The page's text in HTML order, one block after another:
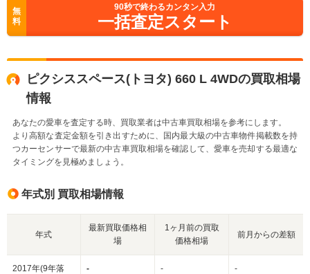
無
料
90秒で終わるカンタン入力
一括査定スタート
ピクシススペース(トヨタ) 660 L 4WDの買取相場
情報
あなたの愛車を査定する時、買取業者は中古車買取相場を参考にします。
より高額な査定金額を引き出すために、国内最大級の中古車物件掲載数を持
つカーセンサーで最新の中古車買取相場を確認して、愛車を売却する最適な
タイミングを見極めましょう。
年式別 買取相場情報
年式
最新買取価格相
場
1ヶ月前の買取
価格相場
前月からの差額
2017年(9年落
- - -